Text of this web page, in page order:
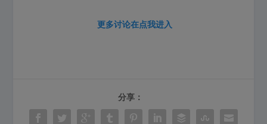
更多讨论在点我进入
分享：